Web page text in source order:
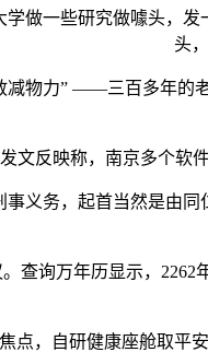
做一些研究做噱头，
头
力” ——三百多年的老
反映称，南京多个软件
务，起首当然是由同
询万年历显示，2262
自研健康座舱取平安